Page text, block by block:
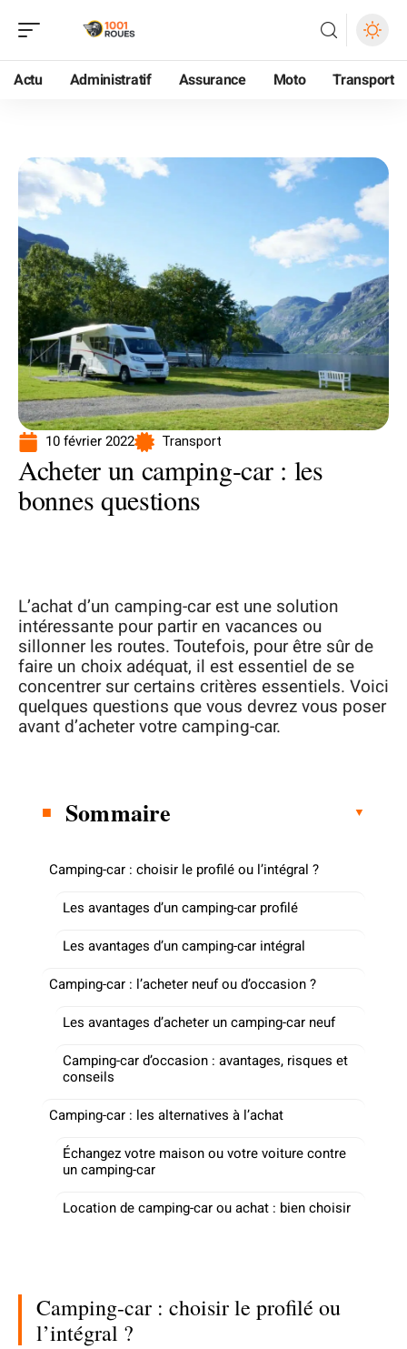
Actu Administratif Assurance Moto Transport
10 février 2022 Transport
Acheter un camping-car : les
bonnes questions
L’achat d’un camping-car est une solution
intéressante pour partir en vacances ou
sillonner les routes. Toutefois, pour être sûr de
faire un choix adéquat, il est essentiel de se
concentrer sur certains critères essentiels. Voici
quelques questions que vous devrez vous poser
avant d’acheter votre camping-car.
Sommaire
Camping-car : choisir le profilé ou l’intégral ?
Les avantages d’un camping-car profilé
Les avantages d’un camping-car intégral
Camping-car : l’acheter neuf ou d’occasion ?
Les avantages d’acheter un camping-car neuf
Camping-car d’occasion : avantages, risques et
conseils
Camping-car : les alternatives à l’achat
Échangez votre maison ou votre voiture contre
un camping-car
Location de camping-car ou achat : bien choisir
Camping-car : choisir le profilé ou
l’intégral ?